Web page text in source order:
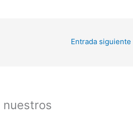
Entrada siguiente
nuestros